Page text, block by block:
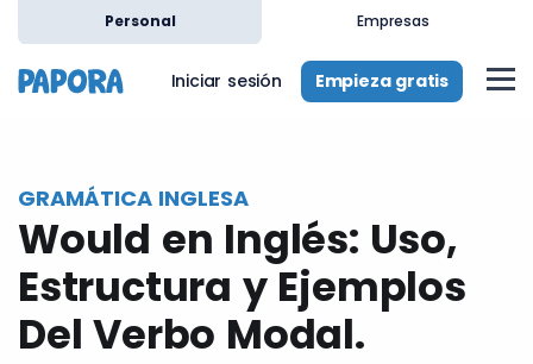
Personal Empresas
Iniciar sesión Empieza gratis
GRAMÁTICA INGLESA
Would en Inglés: Uso,
Estructura y Ejemplos
Del Verbo Modal.